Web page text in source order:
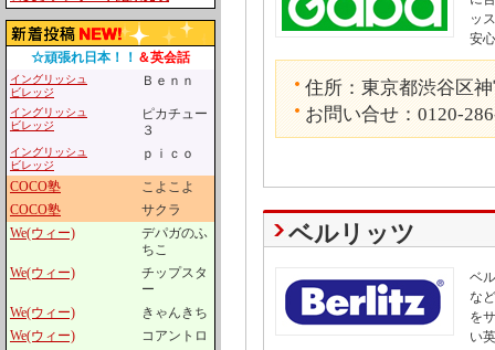
☆頑張れ日本！！ ＆英会話
イングリッシュ
ビレッジ
Ｂｅｎｎ
イングリッシュ
ビレッジ
ピカチュー
３
イングリッシュ
ビレッジ
ｐｉｃｏ
COCO塾
こよこよ
COCO塾
サクラ
We(ウィー)
デパガのふ
ちこ
We(ウィー)
チップスタ
ー
We(ウィー)
きゃんきち
We(ウィー)
コアントロ
ッ
安
住所：東京都渋谷区
お問い合せ：0120-
ベルリッツ
ベ
な
を
い